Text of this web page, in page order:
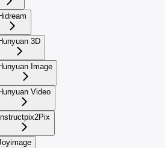
3D
Image
Video
Instructpix2Pix